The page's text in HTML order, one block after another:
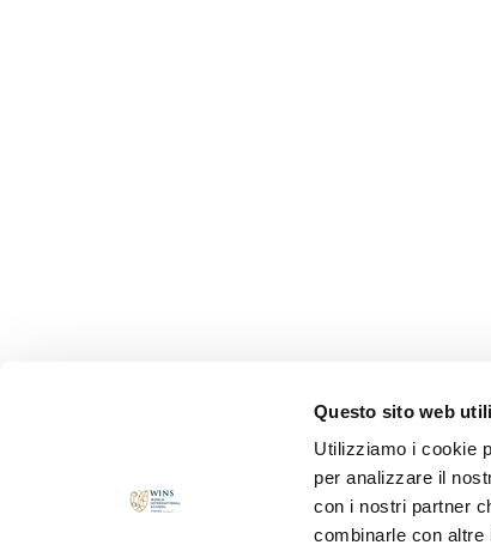
Questo sito web
Utilizziamo i cookie
per analizzare il
con i nostri partner
combinarle con altre